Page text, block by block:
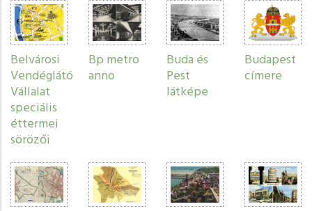
Belvárosi
Vendéglátó
Vállalat
speciális
éttermei
sörözői
Bp metro
anno
Buda és
Pest
látképe
Budapest
címere